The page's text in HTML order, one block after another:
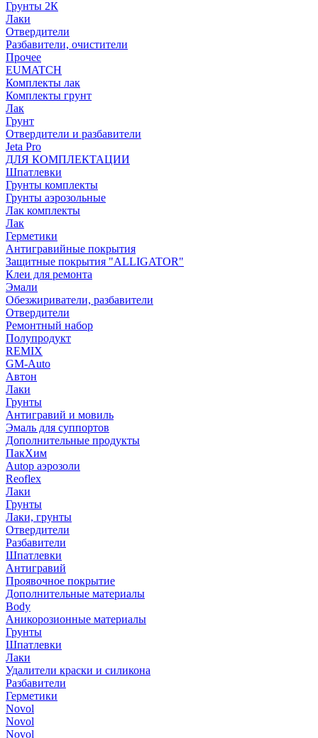
Грунты 2К
Лаки
Отвердители
Разбавители, очистители
Прочее
EUMATCH
Комплекты лак
Комплекты грунт
Лак
Грунт
Отвердители и разбавители
Jeta Pro
ДЛЯ КОМПЛЕКТАЦИИ
Шпатлевки
Грунты комплекты
Грунты аэрозольные
Лак комплекты
Лак
Герметики
Антигравийные покрытия
Защитные покрытия "ALLIGATOR"
Клеи для ремонта
Эмали
Обезжириватели, разбавители
Отвердители
Ремонтный набор
Полупродукт
REMIX
GM-Auto
Автон
Лаки
Грунты
Антигравий и мовиль
Эмаль для суппортов
Дополнительные продукты
ПакХим
Autop аэрозоли
Reoflex
Лаки
Грунты
Лаки, грунты
Отвердители
Разбавители
Шпатлевки
Антигравий
Проявочное покрытие
Дополнительные материалы
Body
Аникорозионные материалы
Грунты
Шпатлевки
Лаки
Удалители краски и силикона
Разбавители
Герметики
Novol
Novol
Novol